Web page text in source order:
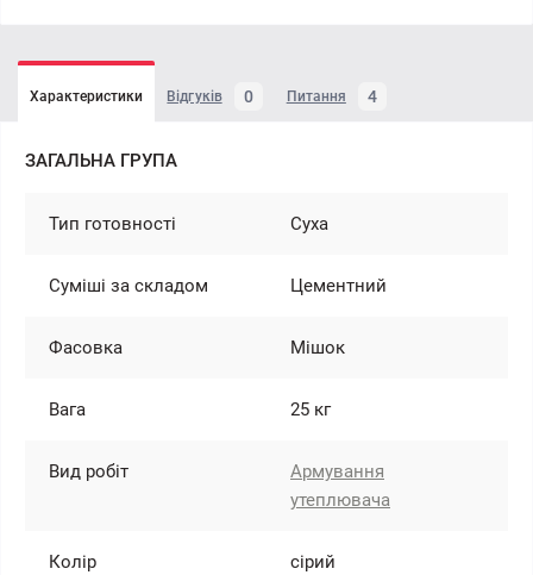
Характеристики Відгуків 0 Питання 4
ЗАГАЛЬНА ГРУПА
Тип готовності Суха
Суміші за складом Цементний
Фасовка Мішок
Вага 25 кг
Вид робіт
Армування
утеплювача
Колір сірий